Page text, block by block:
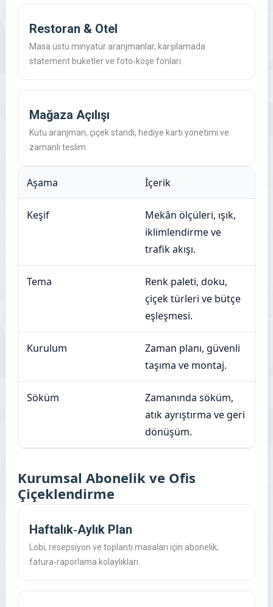
Restoran & Otel
Masa üstü minyatür aranjmanlar, karşılamada
statement buketler ve foto‑köşe fonları.
Mağaza Açılışı
Kutu aranjman, çiçek standı, hediye kartı yönetimi ve
zamanlı teslim.
Aşama İçerik
Keşif
Mekân ölçüleri, ışık,
iklimlendirme ve
trafik akışı.
Tema
Renk paleti, doku,
çiçek türleri ve bütçe
eşleşmesi.
Kurulum
Zaman planı, güvenli
taşıma ve montaj.
Söküm
Zamanında söküm,
atık ayrıştırma ve geri
dönüşüm.
Kurumsal Abonelik ve Ofis
Çiçeklendirme
Haftalık‑Aylık Plan
Lobi, resepsiyon ve toplantı masaları için abonelik;
fatura‑raporlama kolaylıkları.